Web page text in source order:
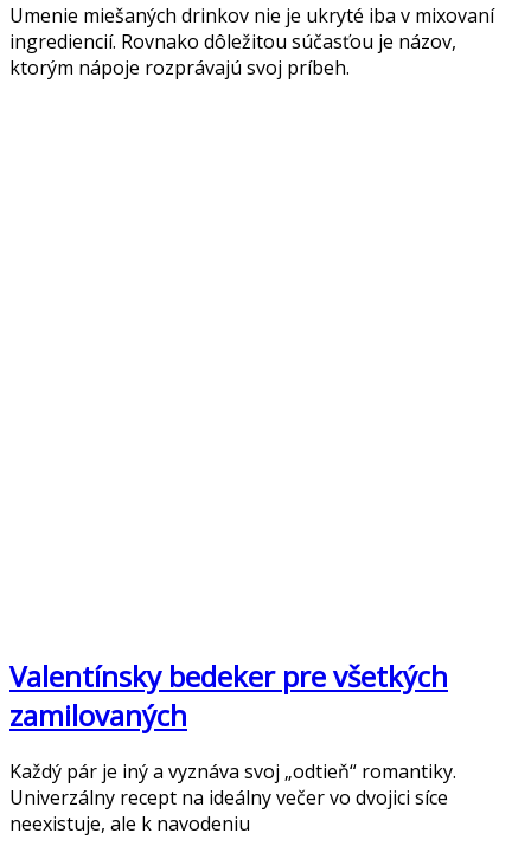
Umenie miešaných drinkov nie je ukryté iba v mixovaní
ingrediencií. Rovnako dôležitou súčasťou je názov,
ktorým nápoje rozprávajú svoj príbeh.
Valentínsky bedeker pre všetkých
zamilovaných
Každý pár je iný a vyznáva svoj „odtieň“ romantiky.
Univerzálny recept na ideálny večer vo dvojici síce
neexistuje, ale k navodeniu